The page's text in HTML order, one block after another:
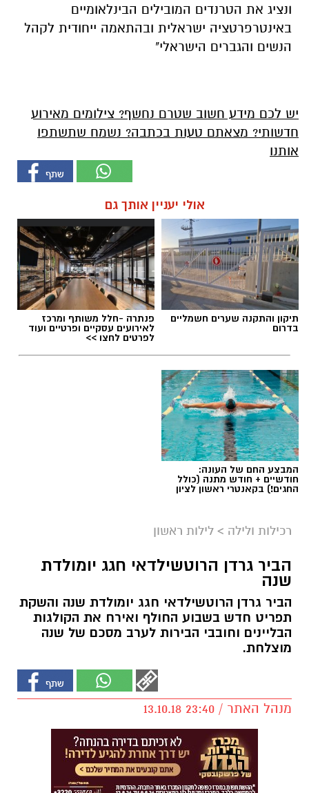
ונציג את הטרנדים המובילים הבינלאומיים
באינטרפרטציה ישראלית ובהתאמה ייחודית לקהל
הנשים והגברים הישראלי"
יש לכם מידע חשוב שטרם נחשף? צילומים מאירוע
חדשותי? מצאתם טעות בכתבה? נשמח שתשתפו
אותנו
אולי יעניין אותך גם
תיקון והתקנה שערים חשמליים
בדרום
פנתרה -חלל משותף ומרכז
לאירועים עסקיים ופרטיים ועוד
לפרטים לחצו >>
המבצע החם של העונה:
חודשיים + חודש מתנה (כולל
החגים!) בקאנטרי ראשון לציון
רכילות ולילה > לילות ראשון
הביר גרדן הרוטשילדאי חגג יומולדת
שנה
הביר גרדן הרוטשילדאי חגג יומולדת שנה והשקת
תפריט חדש בשבוע החולף ואירח את הקולגות
הבליינים וחובבי הבירות לערב מסכם של שנה
מוצלחת.
מנהל האתר / 23:40 13.10.18